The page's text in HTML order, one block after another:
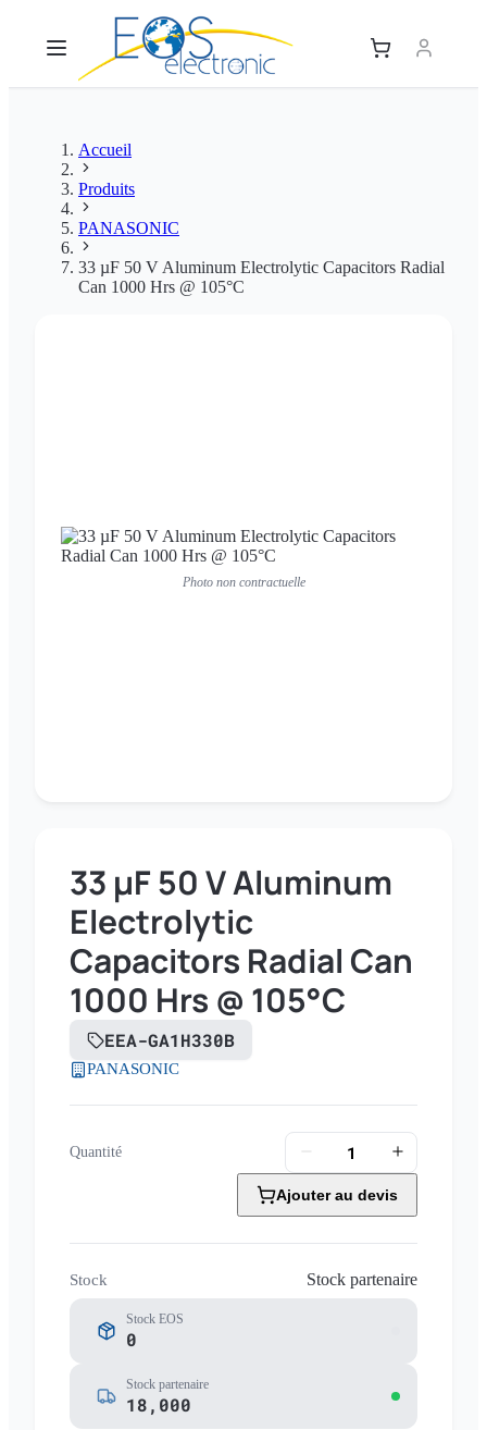
Accueil
Produits
PANASONIC
33 µF 50 V Aluminum Electrolytic Capacitors Radial
Can 1000 Hrs @ 105°C
Photo non contractuelle
33 µF 50 V Aluminum
Electrolytic
Capacitors Radial Can
1000 Hrs @ 105°C
EEA-GA1H330B
PANASONIC
Quantité
Ajouter au devis
Stock Stock partenaire
Stock EOS
0
Stock partenaire
18,000